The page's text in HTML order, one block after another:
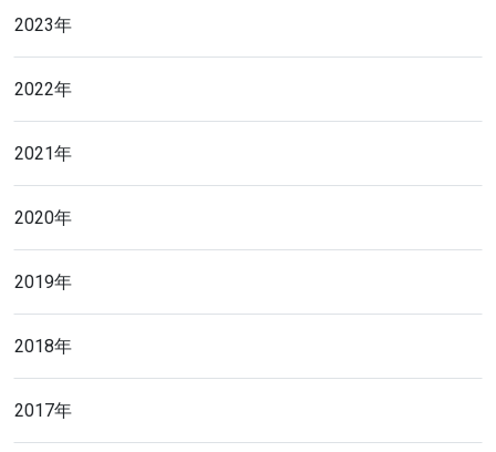
2023年
2022年
2021年
2020年
2019年
2018年
2017年